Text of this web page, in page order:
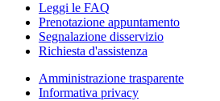
Leggi le FAQ
Prenotazione appuntamento
Segnalazione disservizio
Richiesta d'assistenza
Amministrazione trasparente
Informativa privacy